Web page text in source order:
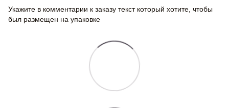
Укажите в комментарии к заказу текст который хотите, чтобы
был размещен на упаковке